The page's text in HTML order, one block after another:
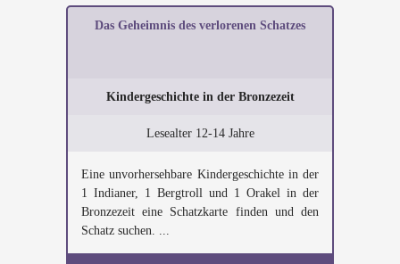
Das Geheimnis des verlorenen Schatzes
Kindergeschichte in der Bronzezeit
Lesealter 12-14 Jahre
Eine unvorhersehbare Kindergeschichte in der
1 Indianer, 1 Bergtroll und 1 Orakel in der
Bronzezeit eine Schatzkarte finden und den
Schatz suchen. ...